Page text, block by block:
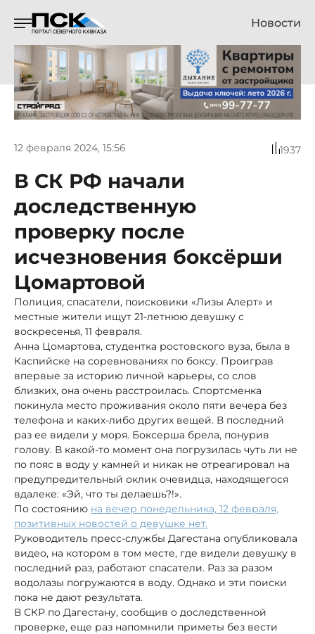
Новости
12 февраля 2024, 15:56 1937
В СК РФ начали
доследственную
проверку после
исчезновения боксёрши
Цомартовой
Полиция, спасатели, поисковики «Лизы Алерт» и
местные жители ищут 21-летнюю девушку с
воскресенья, 11 февраля.
Анна Цомартова, студентка ростовского вуза, была в
Каспийске на соревнованиях по боксу. Проиграв
впервые за историю личной карьеры, со слов
близких, она очень расстроилась. Спортсменка
покинула место проживания около пяти вечера без
телефона и каких-либо других вещей. В последний
раз ее видели у моря. Боксерша брела, понурив
голову. В какой-то момент она погрузилась чуть ли не
по пояс в воду у камней и никак не отреагировал на
предупредительный оклик очевидца, находящегося
вдалеке: «Эй, что ты делаешь?!».
По состоянию на вечер понедельника, 12 февраля,
позитивных новостей о девушке нет.
Руководитель пресс-службы Дагестана опубликовала
видео, на котором в том месте, где видели девушку в
последний раз, работают спасатели. Раз за разом
водолазы погружаются в воду. Однако и эти поиски
пока не дают результата.
В СКР по Дагестану, сообщив о доследственной
проверке, еще раз напомнили приметы без вести